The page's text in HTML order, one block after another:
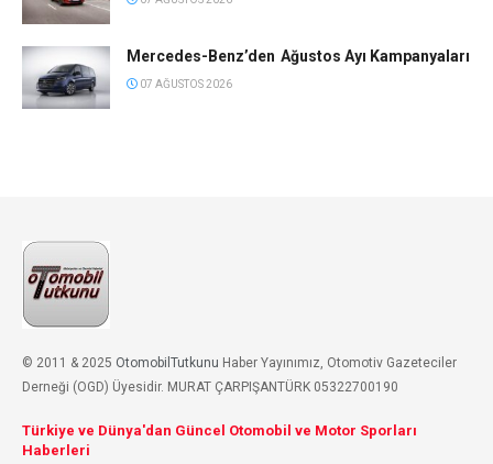
Mercedes-Benz’den Ağustos Ayı Kampanyaları
07 AĞUSTOS 2026
© 2011 & 2025 OtomobilTutkunu Haber Yayınımız, Otomotiv Gazeteciler
Derneği (OGD) Üyesidir. MURAT ÇARPIŞANTÜRK 05322700190
Türkiye ve Dünya'dan Güncel Otomobil ve Motor Sporları
Haberleri